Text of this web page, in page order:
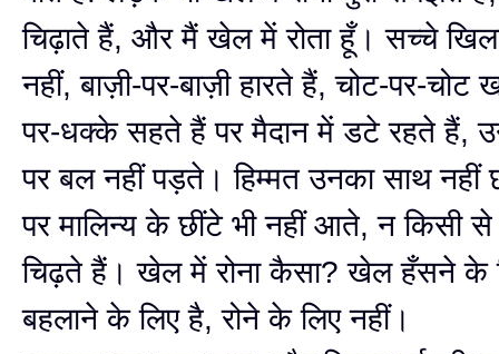
चिढ़ाते हैं, और मैं खेल में रोता हूँ। सच्चे
नहीं, बाज़ी-पर-बाज़ी हारते हैं, चोट-पर-
पर-धक्के सहते हैं पर मैदान में डटे रहते हैं,
पर बल नहीं पड़ते। हिम्मत उनका साथ नहीं
पर मालिन्य के छींटे भी नहीं आते, न किसी
चिढ़ते हैं। खेल में रोना कैसा? खेल हँसने के
बहलाने के लिए है, रोने के लिए नहीं।